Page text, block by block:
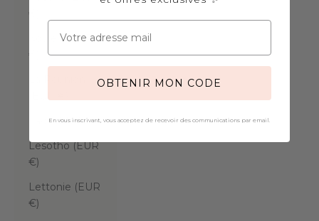
€)
Koweït (EUR
€)
Laos (EUR €)
Lesotho (EUR
€)
Lettonie (EUR
€)
OBTENIR MON CODE
En vous inscrivant, vous acceptez de recevoir des communications par email.